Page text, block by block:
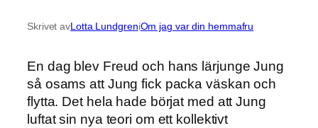
Skrivet avLotta LundgreniOm jag var din hemmafru
En dag blev Freud och hans lärjunge Jung
så osams att Jung fick packa väskan och
flytta. Det hela hade börjat med att Jung
luftat sin nya teori om ett kollektivt